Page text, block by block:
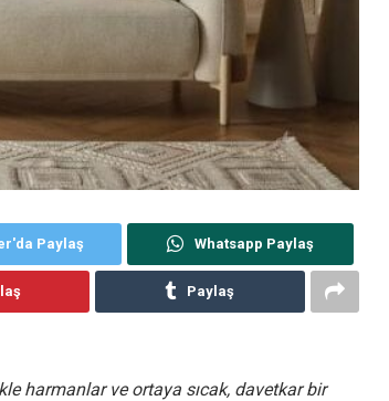
Paylaş Whatsapp Paylaş
Paylaş
harmanlar ve ortaya sıcak, davetkar bir